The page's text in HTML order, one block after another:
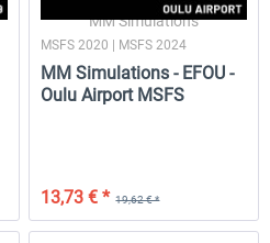
MM Simulations
MSFS 2020 | MSFS 2024
MM Simulations - EFOU -
Oulu Airport MSFS
19,62 € *
13,73 € *